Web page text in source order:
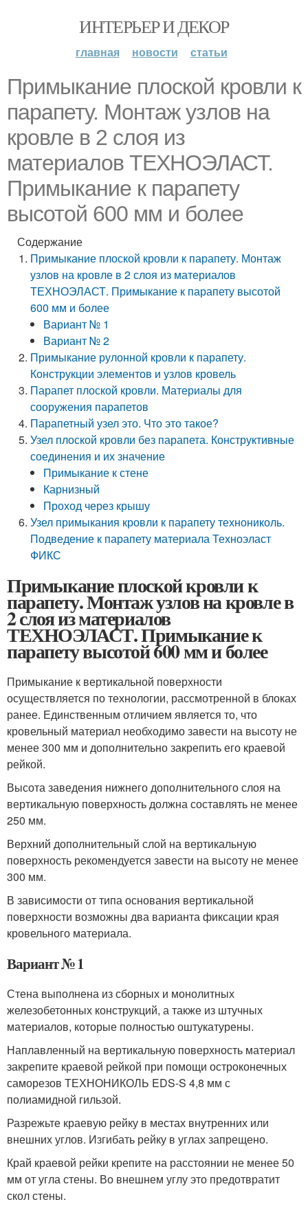
ИНТЕРЬЕР И ДЕКОР
главная новости статьи
Примыкание плоской кровли к
парапету. Монтаж узлов на
кровле в 2 слоя из
материалов ТЕХНОЭЛАСТ.
Примыкание к парапету
высотой 600 мм и более
Содержание
Примыкание плоской кровли к парапету. Монтаж
узлов на кровле в 2 слоя из материалов
ТЕХНОЭЛАСТ. Примыкание к парапету высотой
600 мм и более
Вариант № 1
Вариант № 2
Примыкание рулонной кровли к парапету.
Конструкции элементов и узлов кровель
Парапет плоской кровли. Материалы для
сооружения парапетов
Парапетный узел это. Что это такое?
Узел плоской кровли без парапета. Конструктивные
соединения и их значение
Примыкание к стене
Карнизный
Проход через крышу
Узел примыкания кровли к парапету технониколь.
Подведение к парапету материала Техноэласт
ФИКС
Примыкание плоской кровли к
парапету. Монтаж узлов на кровле в
2 слоя из материалов
ТЕХНОЭЛАСТ. Примыкание к
парапету высотой 600 мм и более
Примыкание к вертикальной поверхности
осуществляется по технологии, рассмотренной в блоках
ранее. Единственным отличием является то, что
кровельный материал необходимо завести на высоту не
менее 300 мм и дополнительно закрепить его краевой
рейкой.
Высота заведения нижнего дополнительного слоя на
вертикальную поверхность должна составлять не менее
250 мм.
Верхний дополнительный слой на вертикальную
поверхность рекомендуется завести на высоту не менее
300 мм.
В зависимости от типа основания вертикальной
поверхности возможны два варианта фиксации края
кровельного материала.
Вариант № 1
Стена выполнена из сборных и монолитных
железобетонных конструкций, а также из штучных
материалов, которые полностью оштукатурены.
Наплавленный на вертикальную поверхность материал
закрепите краевой рейкой при помощи остроконечных
саморезов ТЕХНОНИКОЛЬ EDS-S 4,8 мм с
полиамидной гильзой.
Разрежьте краевую рейку в местах внутренних или
внешних углов. Изгибать рейку в углах запрещено.
Край краевой рейки крепите на расстоянии не менее 50
мм от угла стены. Во внешнем углу это предотвратит
скол стены.